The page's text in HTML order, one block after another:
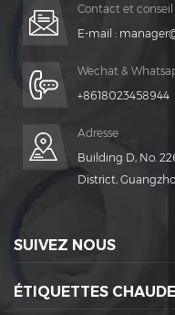
Contact et conseil
E-mail :
Wechat &
+8618023458944
Adresse
Building D, No.
District,
SUIVEZ NOUS
ÉTIQUETTES